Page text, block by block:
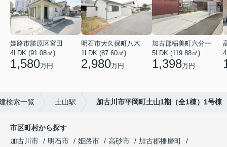
姫路市勝原区宮田
4LDK (91.08㎡)
1,580万円
明石市大久保町八木
1LDK (87.60㎡)
2,980万円
加古郡稲美町六分一
5LDK (119.88㎡)
1,398万円
検索一覧 土山駅 加古川市平岡町土山1期（全1棟）1号棟
市区町村から探す
加古川市
明石市 姫路市 高砂市
加古郡播磨町